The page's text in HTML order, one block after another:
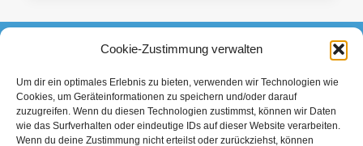
Cookie-Zustimmung verwalten
Um dir ein optimales Erlebnis zu bieten, verwenden wir Technologien wie
Cookies, um Geräteinformationen zu speichern und/oder darauf
zuzugreifen. Wenn du diesen Technologien zustimmst, können wir Daten
wie das Surfverhalten oder eindeutige IDs auf dieser Website verarbeiten.
Wenn du deine Zustimmung nicht erteilst oder zurückziehst, können
HERAUSFORDERUNG
Datenschutzerklärung Impressum